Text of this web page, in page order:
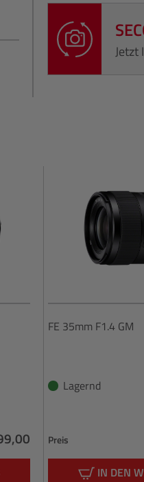
Jetzt
Preis:
FE 35mm F1.4 GM
Lagernd
Preis
IN DEN